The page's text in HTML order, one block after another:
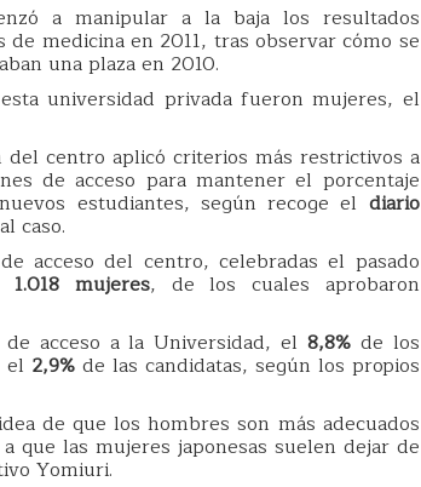
a manipular a la baja los resultados
medicina en 2011, tras observar cómo se
una plaza en 2010.
universidad privada fueron mujeres, el
centro aplicó criterios más restrictivos a
de acceso para mantener el porcentaje
estudiantes, según recoge el diario
caso.
acceso del centro, celebradas el pasado
1.018 mujeres, de los cuales aprobaron
acceso a la Universidad, el 8,8%de los
el 2,9% de las candidatas, según los propios
de que los hombres son más adecuados
que las mujeres japonesas suelen dejar de
Yomiuri.